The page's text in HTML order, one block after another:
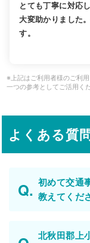
とても丁寧に対応
大変助かりました
す。
※上記はご利用者様のご利
一つの参考としてご活用くだ
よくある質問
初めて交通
教えてくだ
北秋田郡上